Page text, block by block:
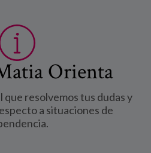
Orienta
resolvemos tus dudas y
a situaciones de